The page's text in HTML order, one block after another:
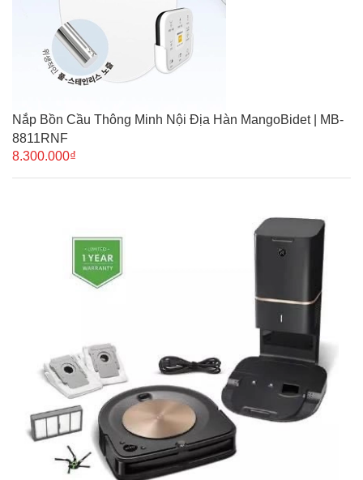
Nắp Bồn Cầu Thông Minh Nội Địa Hàn MangoBidet | MB-
8811RNF
8.300.000₫